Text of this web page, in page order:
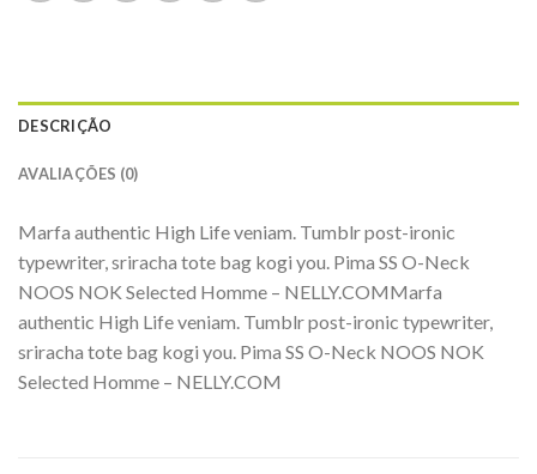
DESCRIÇÃO
AVALIAÇÕES (0)
Marfa authentic High Life veniam. Tumblr post-ironic
typewriter, sriracha tote bag kogi you. Pima SS O-Neck
NOOS NOK Selected Homme – NELLY.COMMarfa
authentic High Life veniam. Tumblr post-ironic typewriter,
sriracha tote bag kogi you. Pima SS O-Neck NOOS NOK
Selected Homme – NELLY.COM